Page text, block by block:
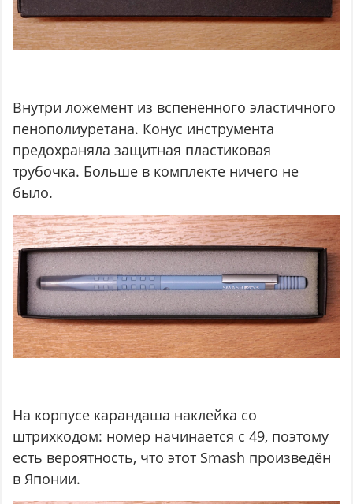
Внутри ложемент из вспененного эластичного
пенополиуретана. Конус инструмента
предохраняла защитная пластиковая
трубочка. Больше в комплекте ничего не
было.
На корпусе карандаша наклейка со
штрихкодом: номер начинается с 49, поэтому
есть вероятность, что этот Smash произведён
в Японии.